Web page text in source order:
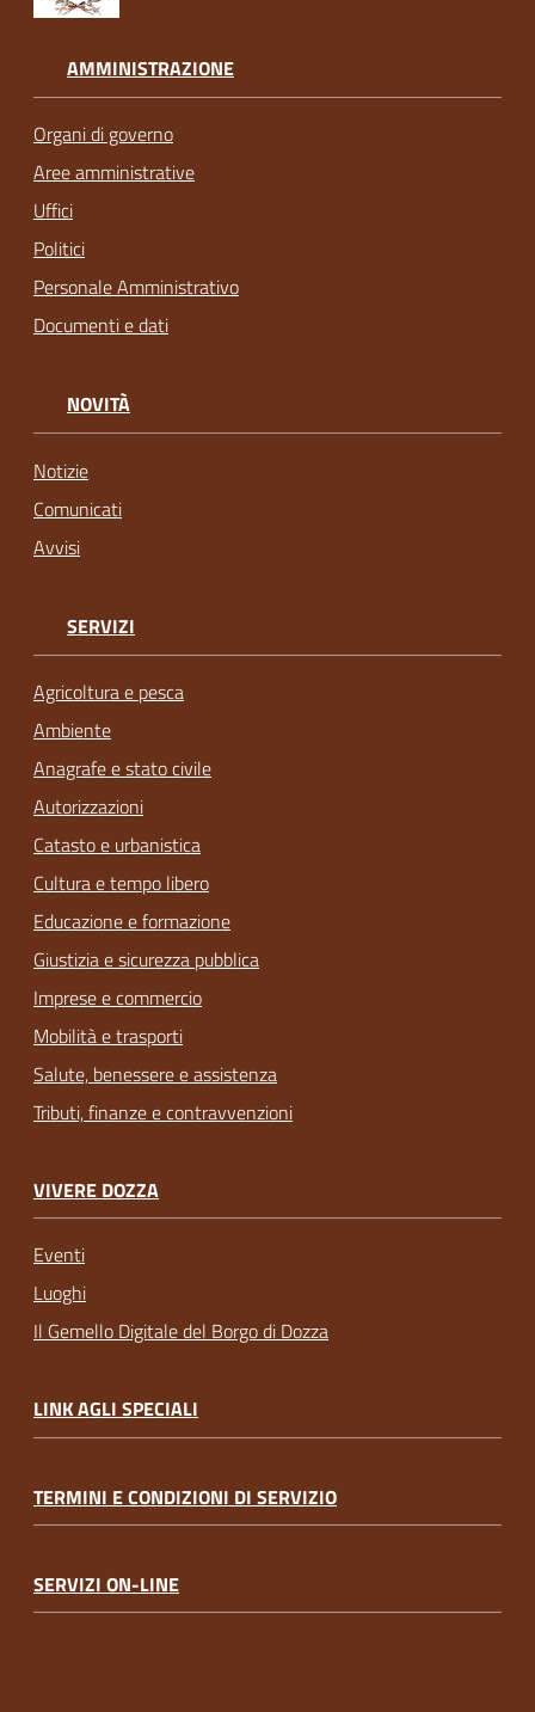
AMMINISTRAZIONE
Organi di governo
Aree amministrative
Uffici
Politici
Personale Amministrativo
Documenti e dati
NOVITÀ
Notizie
Comunicati
Avvisi
SERVIZI
Agricoltura e pesca
Ambiente
Anagrafe e stato civile
Autorizzazioni
Catasto e urbanistica
Cultura e tempo libero
Educazione e formazione
Giustizia e sicurezza pubblica
Imprese e commercio
Mobilità e trasporti
Salute, benessere e assistenza
Tributi, finanze e contravvenzioni
VIVERE DOZZA
Eventi
Luoghi
Il Gemello Digitale del Borgo di Dozza
LINK AGLI SPECIALI
TERMINI E CONDIZIONI DI SERVIZIO
SERVIZI ON-LINE